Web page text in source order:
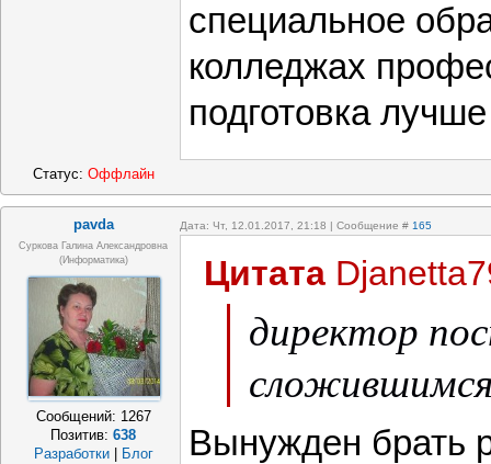
специальное
колледжах
подготовка
Статус: Оффлайн
pavda Дата: Чт, 12.01.2017, 21:18 | Сообщение # 165
Суркова Галина Александровна
(информатика)
Сообщений: 1267
Позитив:638
Разработки
Блог
Цитата
директор
Вынужден брать